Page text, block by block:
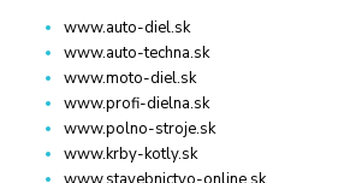
www.auto-diel.sk
www.auto-techna.sk
www.moto-diel.sk
www.profi-dielna.sk
www.polno-stroje.sk
www.krby-kotly.sk